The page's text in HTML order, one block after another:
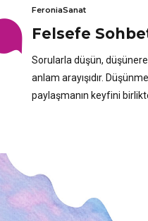
FeroniaSanat
Felsefe
Sorularla düşün,
anlam arayışıdır.
paylaşmanın keyfini